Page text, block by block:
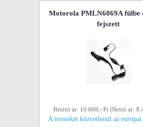
Motorola PMLN6069A fülbe
fejszett
Bruttó ár: 10.668,- Ft (Nettó ár:
A terméket közvetlenül az